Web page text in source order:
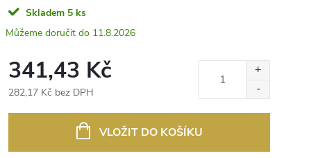
Skladem 5 ks
11.8.2026
341,43 Kč
282,17 Kč bez DPH
VLOŽIT DO KOŠÍKU